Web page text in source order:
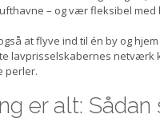
– og vær fleksibel
at flyve ind til én by og
lavprisselskabernes netværk
perler.
er alt: